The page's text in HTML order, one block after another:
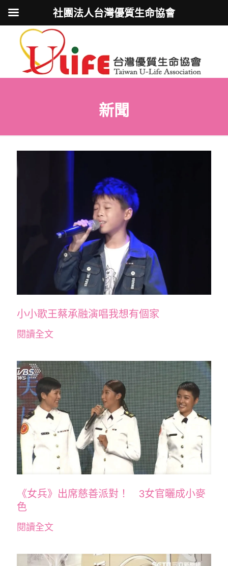
新聞
小小歌王蔡承融演唱我想有個家
閱讀全文
《女兵》出席慈善派對！ 3女官曬成小麥
色
閱讀全文
社團法人台灣優質生命協會